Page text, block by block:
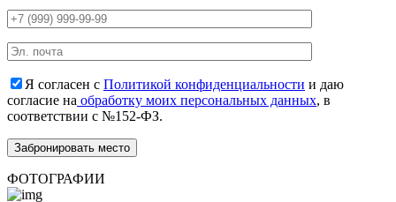
Я согласен с Политикой конфиденциальности и даю
согласие на обработку моих персональных данных, в
соответствии с №152-ФЗ.
ФОТОГРАФИИ